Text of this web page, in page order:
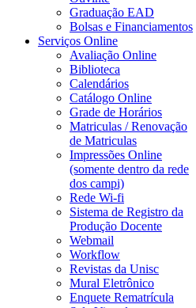
Graduação EAD
Bolsas e Financiamentos
Serviços Online
Avaliação Online
Biblioteca
Calendários
Catálogo Online
Grade de Horários
Matriculas / Renovação
de Matriculas
Impressões Online
(somente dentro da rede
dos campi)
Rede Wi-fi
Sistema de Registro da
Produção Docente
Webmail
Workflow
Revistas da Unisc
Mural Eletrônico
Enquete Rematrícula